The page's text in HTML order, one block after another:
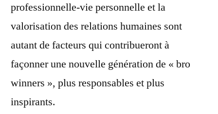
professionnelle-vie personnelle et la
valorisation des relations humaines sont
autant de facteurs qui contribueront à
façonner une nouvelle génération de « bro
winners », plus responsables et plus
inspirants.